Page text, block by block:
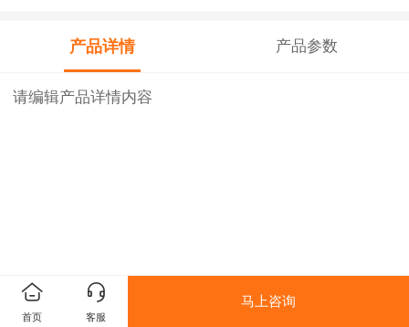
产品详情 产品参数
请编辑产品详情内容
首页 客服
马上咨询